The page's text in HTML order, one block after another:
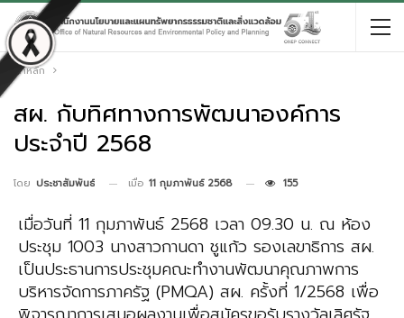
หน้าหลัก
สผ. กับทิศทางการพัฒนาองค์การ
ประจำปี 2568
โดย ประชาสัมพันธ์ เมื่อ 11 กุมภาพันธ์ 2568 155
เมื่อวันที่ 11 กุมภาพันธ์ 2568 เวลา 09.30 น. ณ ห้อง
ประชุม 1003 นางสาวกานดา ชูแก้ว รองเลขาธิการ สผ.
เป็นประธานการประชุมคณะทำงานพัฒนาคุณภาพการ
บริหารจัดการภาครัฐ (PMQA) สผ. ครั้งที่ 1/2568 เพื่อ